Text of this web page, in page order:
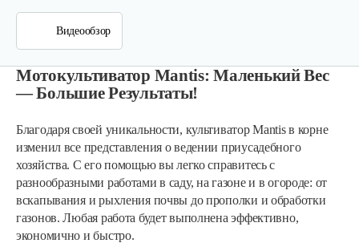
Видеообзор
Мотокультиватор Mantis: Маленький Вес
— Большие Результаты!
Благодаря своей уникальности, культиватор Mantis в корне
изменил все представления о ведении приусадебного
хозяйства. С его помощью вы легко справитесь с
разнообразными работами в саду, на газоне и в огороде: от
вскапывания и рыхления почвы до прополки и обработки
газонов. Любая работа будет выполнена эффективно,
экономично и быстро.